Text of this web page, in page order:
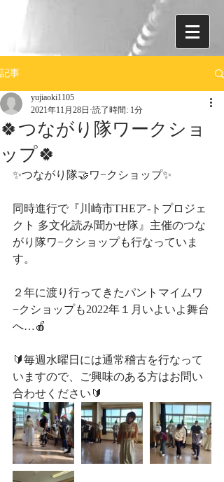
記事
🍀つながり隊ワークショ
ップ🍀
yujiaoki1105
2021年11月28日 読了時間: 1分
✨つながり隊🤝ワ−クショップ✨
同時進行で『川崎市THEア-トプロジェ
クト 多文化読み聞かせ隊』主催のつな
がり隊ワ−クショップも行なっていま
す。
２年に渡り行ってきたパントマイムワ
−クショップも2022年１月いよいよ舞台
へ…🍎
🔰毎週水曜日には通常稽古を行なって
いますので、ご興味のある方はお問い
合わせください🔰